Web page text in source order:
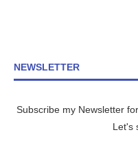
NEWSLETTER
Subscribe my Newsletter
Let's